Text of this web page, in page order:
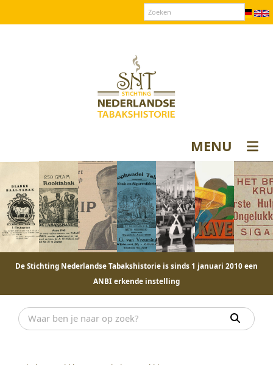
MENU
De Stichting Nederlandse Tabakshistorie is sinds 1 januari 2010 een
ANBI erkende instelling